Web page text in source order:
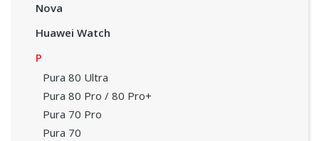
Nova
Huawei Watch
P
Pura 80 Ultra
Pura 80 Pro / 80 Pro+
Pura 70 Pro
Pura 70